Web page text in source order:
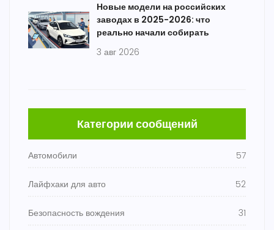
Новые модели на российских
заводах в 2025-2026: что
реально начали собирать
3 авг 2026
Категории сообщений
Автомобили 57
Лайфхаки для авто 52
Безопасность вождения 31